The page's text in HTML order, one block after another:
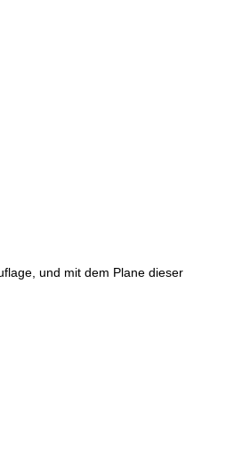
und mit dem Plane dieser